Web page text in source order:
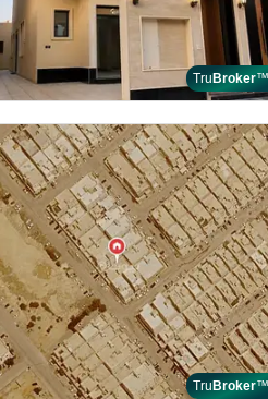
TruBroker™
TruBroker™